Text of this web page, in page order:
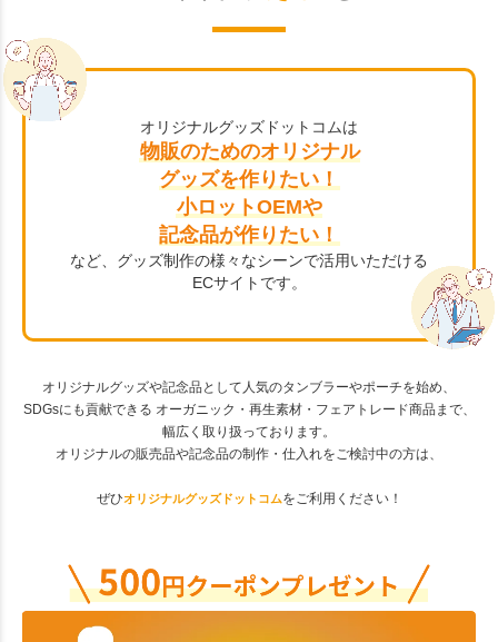
オリジナルグッズドットコムは
物販のためのオリジナル
グッズを作りたい！
小ロットOEMや
記念品が作りたい！
など、グッズ制作の様々なシーンで活用いただける
ECサイトです。
オリジナルグッズや記念品として人気のタンブラーやポーチを始め、
SDGsにも貢献できる オーガニック・再生素材・フェアトレード商品まで、
幅広く取り扱っております。
オリジナルの販売品や記念品の制作・仕入れをご検討中の方は、
ぜひオリジナルグッズドットコムをご利用ください！